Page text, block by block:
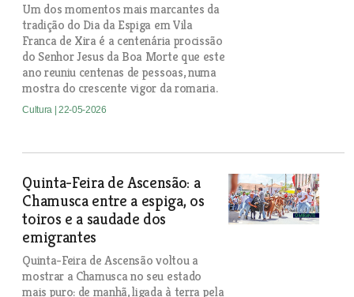
Um dos momentos mais marcantes da
tradição do Dia da Espiga em Vila
Franca de Xira é a centenária procissão
do Senhor Jesus da Boa Morte que este
ano reuniu centenas de pessoas, numa
mostra do crescente vigor da romaria.
Cultura | 22-05-2026
Quinta-Feira de Ascensão: a
Chamusca entre a espiga, os
toiros e a saudade dos
emigrantes
Quinta-Feira de Ascensão voltou a
mostrar a Chamusca no seu estado
mais puro: de manhã, ligada à terra pela